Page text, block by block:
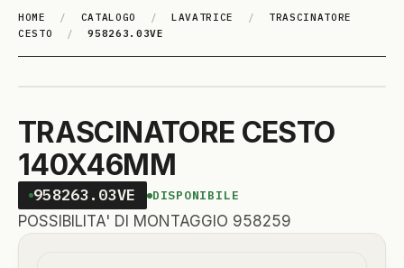
HOME / CATALOGO / LAVATRICE /
TRASCINATORE
CESTO
/ 958263.03VE
TRASCINATORE CESTO
140X46MM
958263.03VE DISPONIBILE
POSSIBILITA' DI MONTAGGIO 958259